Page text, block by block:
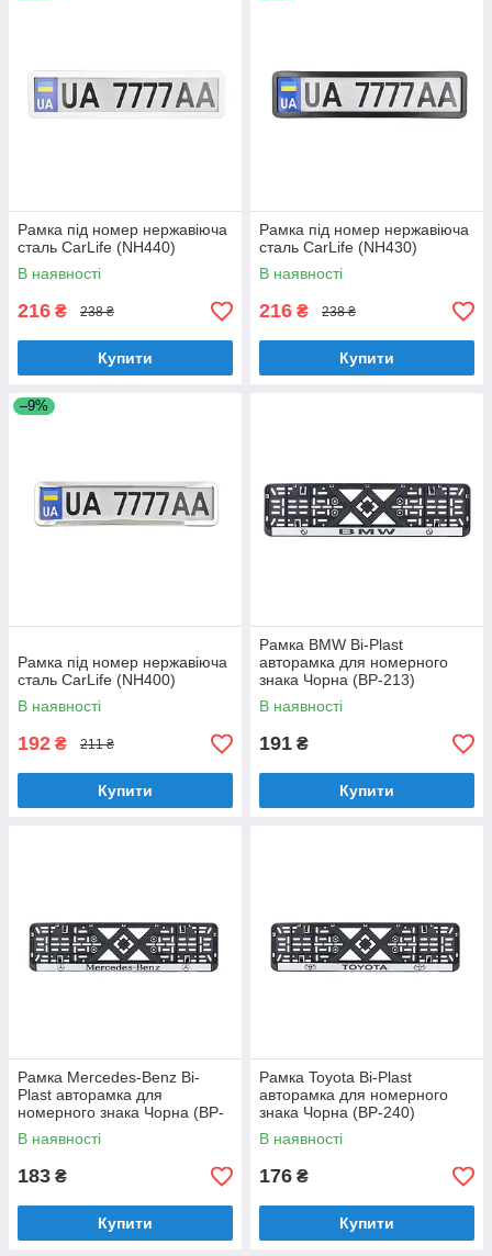
Рамка під номер нержавіюча
сталь CarLife (NH440)
В наявності
216 ₴ 238 ₴
Купити
Рамка під номер нержавіюча
сталь CarLife (NH430)
В наявності
216 ₴ 238 ₴
Купити
–9%
Рамка під номер нержавіюча
сталь CarLife (NH400)
В наявності
192 ₴ 211 ₴
Купити
Рамка BMW Bi-Plast
авторамка для номерного
знака Чорна (BP-213)
В наявності
191 ₴
Купити
Рамка Mercedes-Benz Bi-
Plast авторамка для
номерного знака Чорна (BP-
228)
В наявності
183 ₴
Купити
Рамка Toyota Bi-Plast
авторамка для номерного
знака Чорна (BP-240)
В наявності
176 ₴
Купити